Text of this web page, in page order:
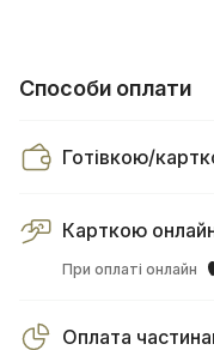
Способи оплати
Готівкою/
Карткою
При оплаті онлайн
Оплата